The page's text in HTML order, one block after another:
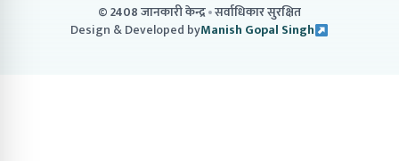
© 2408 जानकारी केन्द्र सर्वाधिकार सुरक्षित
Design & Developed byManish Gopal Singh